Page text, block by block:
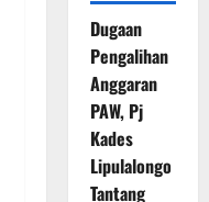
Dugaan
Pengalihan
Anggaran
PAW, Pj
Kades
Lipulalongo
Tantang